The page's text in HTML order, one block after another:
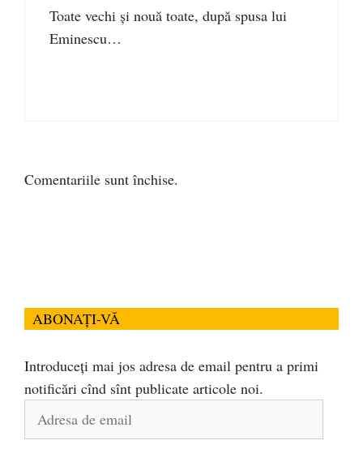
Toate vechi și nouă toate, după spusa lui
Eminescu…
Comentariile sunt închise.
ABONAȚI-VĂ
Introduceți mai jos adresa de email pentru a primi
notificări cînd sînt publicate articole noi.